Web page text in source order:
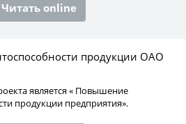
Читать online
продукции ОАО
является « Повышение
продукции предприятия».